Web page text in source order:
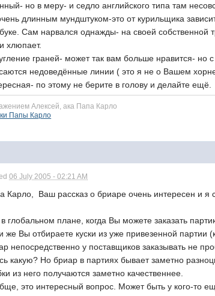
но в меру- и седло английского типа там
длинным мундштуком-это от курильщика
Сам нарвался однажды- на своей собственной
хлюпает.
граней- может так вам больше нравится- но
недоведённые линии ( это я не о Вашем
по этому не берите в голову и делайте ещё.
Алексей, ака Папа Карло
Папы Карло
06 July 2005 - 02:21 AM
Карло, Ваш рассказ о бриаре очень интересен и
глобальном плане, когда Вы можете заказать
же Вы отбираете куски из уже привезенной
непосредственно у поставщиков заказывать не
какую? Но бриар в партиях бывает заметно
из него получаются заметно качественнее.
это интересный вопрос. Может быть у кого-то